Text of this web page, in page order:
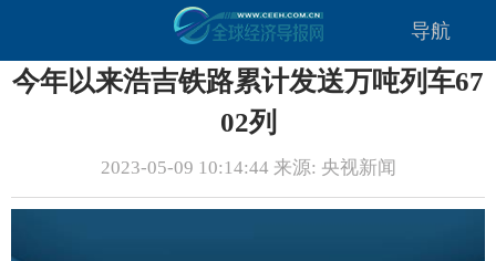
导航
今年以来浩吉铁路累计发送万吨列车67
02列
2023-05-09 10:14:44 来源: 央视新闻